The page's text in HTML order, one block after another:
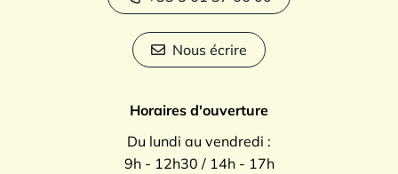
Nous écrire
Horaires d'ouverture
Du lundi au vendredi :
9h - 12h30 / 14h - 17h